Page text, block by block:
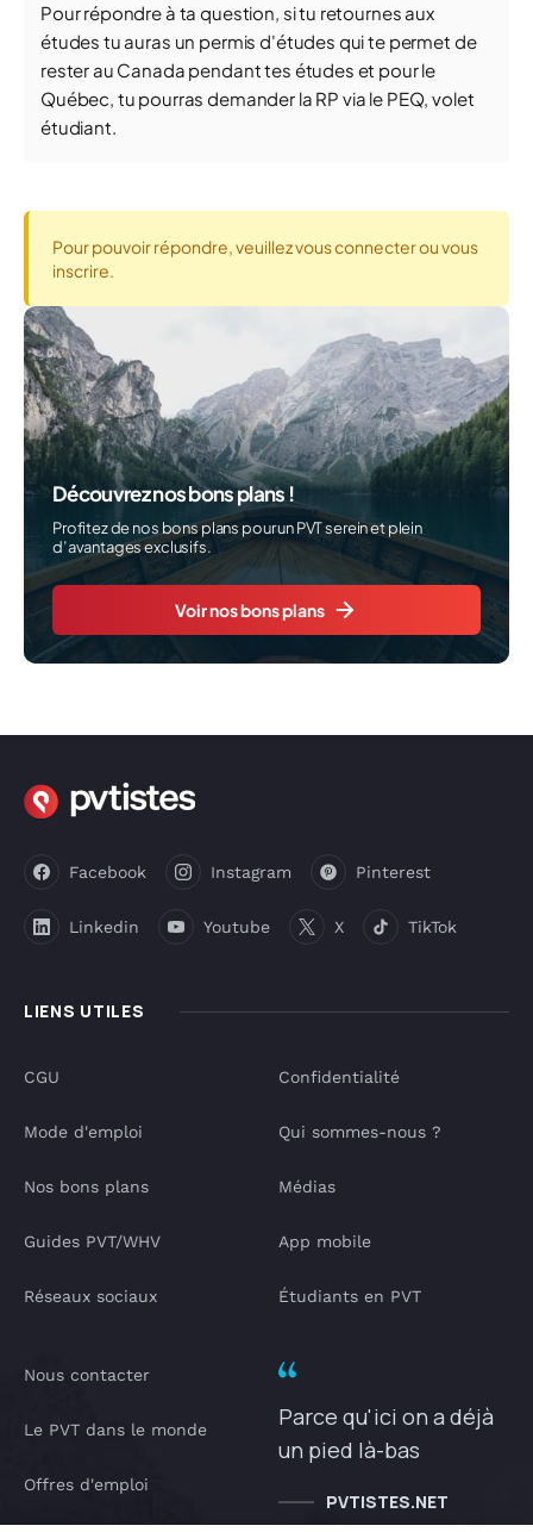
Pour répondre à ta question, si tu retournes aux
études tu auras un permis d'études qui te permet de
rester au Canada pendant tes études et pour le
Québec, tu pourras demander la RP via le PEQ, volet
étudiant.
Pour pouvoir répondre, veuillez vous connecter ou vous
inscrire.
Découvrez nos bons plans !
Profitez de nos bons plans pour un PVT serein et plein
d’avantages exclusifs.
Voir nos bons plans
LIENS UTILES
Facebook Instagram Pinterest
Linkedin Youtube X TikTok
CGU
Mode d'emploi
Nos bons plans
Guides PVT/WHV
Réseaux sociaux
Confidentialité
Qui sommes-nous ?
Médias
App mobile
Étudiants en PVT
Nous contacter
Le PVT dans le monde
Offres d'emploi
Parce qu'ici on a déjà
un pied là-bas
PVTISTES.NET